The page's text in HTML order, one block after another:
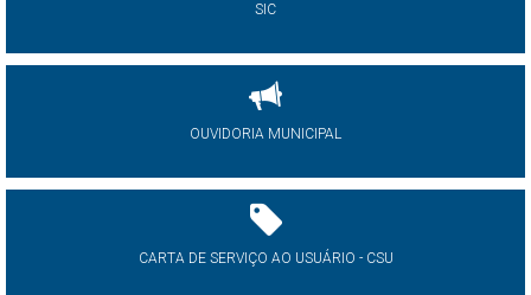
SIC
OUVIDORIA MUNICIPAL
CARTA DE SERVIÇO AO USUÁRIO - CSU